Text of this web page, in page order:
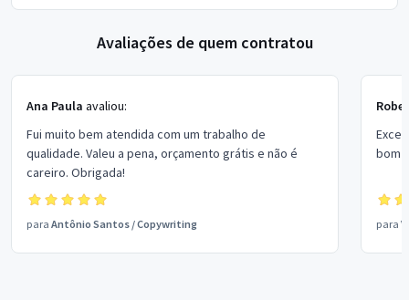
Avaliações de quem contratou
Ana Paula avaliou:
Fui muito bem atendida com um trabalho de
qualidade. Valeu a pena, orçamento grátis e não é
careiro. Obrigada!
para Antônio Santos /Copywriting
bom
para